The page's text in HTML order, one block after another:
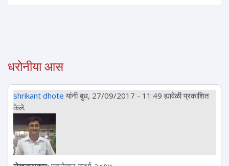
धरोनीया आस
shrikant dhote यांनी बुध, 27/09/2017 - 11:49 ह्यावेळी प्रकाशित
केले.